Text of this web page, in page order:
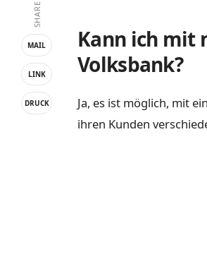
SHARE
MAIL
LINK
DRUCK
Kann ich mit
Volksbank?
Ja, es ist möglich, mit
ihren Kunden